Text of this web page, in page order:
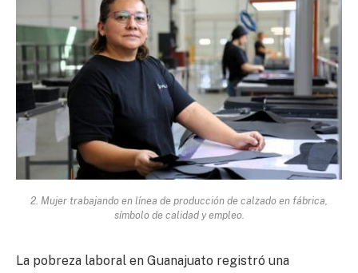
2. Mujer trabajando en línea de producción de calzado en fábrica,
símbolo de calidad y empleo.
La pobreza laboral en Guanajuato registró una